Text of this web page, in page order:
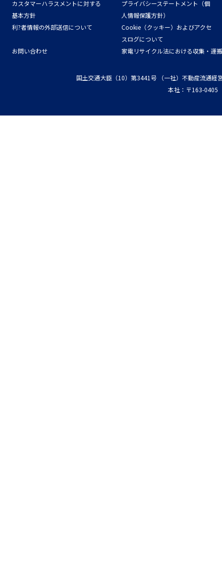
カスタマーハラスメントに対する
基本方針
プライバシーステートメント（個
人情報保護方針）
利?者情報の外部送信について
Cookie（クッキー）およびアクセ
スログについて
お問い合わせ
家電リサイクル法における収集・運
国土交通大臣（10）第3441号
（一社）不動産流通経
本社：〒163-